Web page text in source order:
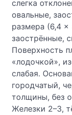
слегка
овальные,
размера (6,4 ×
заострённые,
Поверхность
«лодочкой»,
слабая.
городчатый,
толщины, без
Железки 2–3,